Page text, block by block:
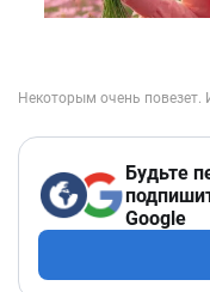
Будьте
Google